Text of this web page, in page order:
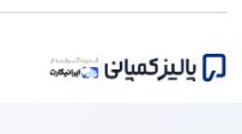
محتوا